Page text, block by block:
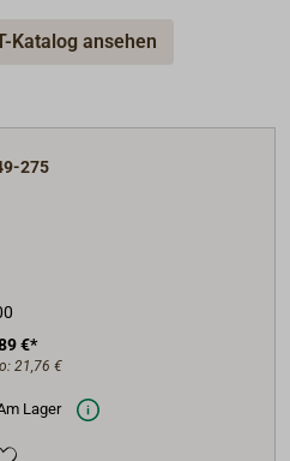
Katalog ansehen
275
€*
21,76 €
Lager